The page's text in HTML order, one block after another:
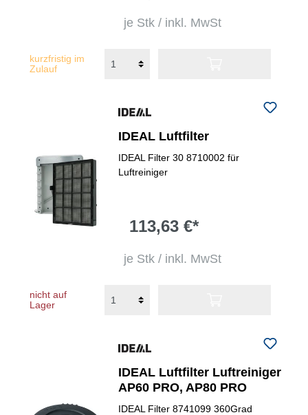
je Stk / inkl. MwSt
kurzfristig im
Zulauf
IDEAL Luftfilter
IDEAL Filter 30 8710002 für
Luftreiniger
113,63 €*
je Stk / inkl. MwSt
nicht auf
Lager
IDEAL Luftfilter Luftreiniger
AP60 PRO, AP80 PRO
IDEAL Filter 8741099 360Grad